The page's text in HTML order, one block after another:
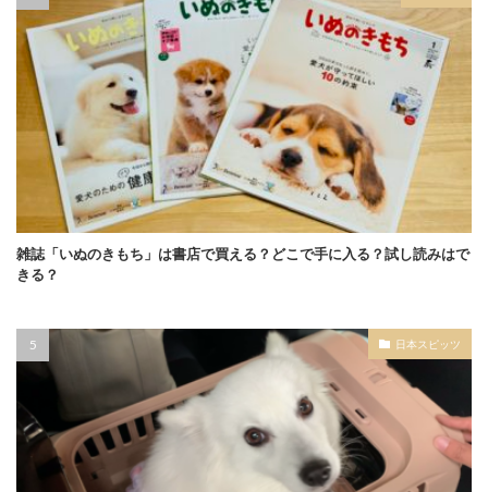
雑誌「いぬのきもち」は書店で買える？どこで手に入る？試し読みはで
きる？
日本スピッツ